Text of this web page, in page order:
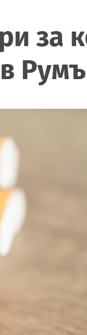
за